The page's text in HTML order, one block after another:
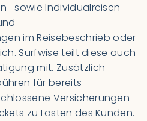
sowie Individualreisen
im Reisebeschrieb oder
Surfwise teilt diese auch
mit. Zusätzlich
für bereits
Versicherungen
zu Lasten des Kunden.